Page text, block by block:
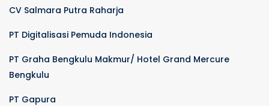
CV Salmara Putra Raharja
PT Digitalisasi Pemuda Indonesia
PT Graha Bengkulu Makmur/ Hotel Grand Mercure
Bengkulu
PT Gapura